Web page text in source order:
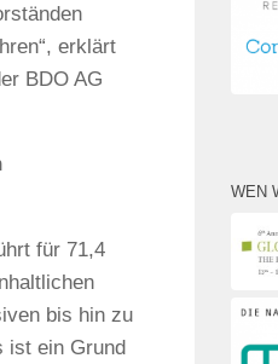
erklärt
BDO AG
für 71,4
bis hin zu
ist ein Grund
WEN